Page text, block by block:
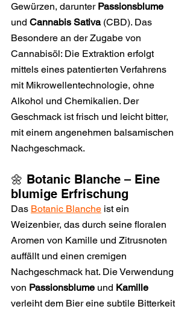
Gewürzen, darunter Passionsblume
und Cannabis Sativa (CBD). Das
Besondere an der Zugabe von
Cannabisöl: Die Extraktion erfolgt
mittels eines patentierten Verfahrens
mit Mikrowellentechnologie, ohne
Alkohol und Chemikalien. Der
Geschmack ist frisch und leicht bitter,
mit einem angenehmen balsamischen
Nachgeschmack.
🌼 Botanic Blanche – Eine
blumige Erfrischung
Das Botanic Blanche ist ein
Weizenbier, das durch seine floralen
Aromen von Kamille und Zitrusnoten
auffällt und einen cremigen
Nachgeschmack hat. Die Verwendung
von Passionsblume und Kamille
verleiht dem Bier eine subtile Bitterkeit